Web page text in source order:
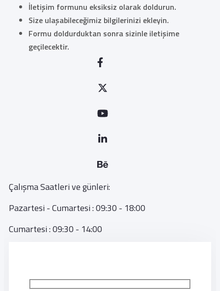
İletişim formunu eksiksiz olarak doldurun.
Size ulaşabileceğimiz bilgilerinizi ekleyin.
Formu doldurduktan sonra sizinle iletişime
geçilecektir.
Çalışma Saatleri ve günleri:
Pazartesi - Cumartesi : 09:30 - 18:00
Cumartesi : 09:30 - 14:00